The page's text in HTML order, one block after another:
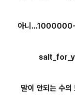
아니...
말이 안되는 수